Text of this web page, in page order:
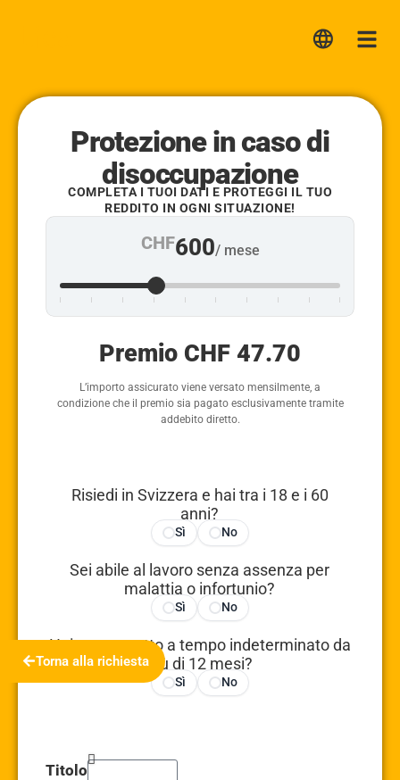
Protezione in caso di
disoccupazione
COMPLETA I TUOI DATI E PROTEGGI IL TUO
REDDITO IN OGNI SITUAZIONE!
Risiedi in Svizzera e hai tra i 18 e i 60
anni?
Sì No
Sei abile al lavoro senza assenza per
malattia o infortunio?
Sì No
Hai un contratto a tempo indeterminato da
più di 12 mesi?
Sì No
Titolo
CHF600/ mese
Premio CHF 47.70
L’importo assicurato viene versato mensilmente, a
condizione che il premio sia pagato esclusivamente tramite
addebito diretto.
Torna alla richiesta